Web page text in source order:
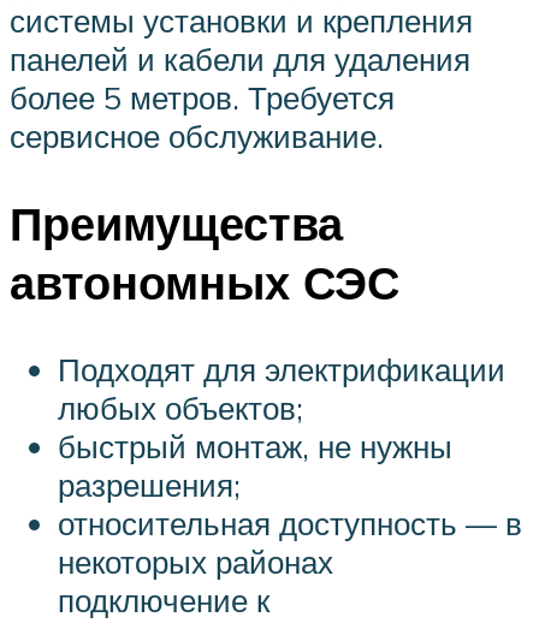
системы установки и крепления
панелей и кабели для удаления
более 5 метров. Требуется
сервисное обслуживание.
Преимущества
автономных СЭС
Подходят для электрификации
любых объектов;
быстрый монтаж, не нужны
разрешения;
относительная доступность — в
некоторых районах
подключение к